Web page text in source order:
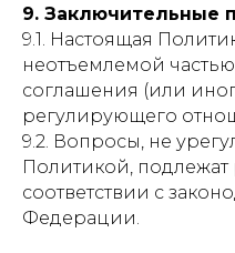
9. Заключительные
9.1. Настоящая
неотъемлемой
соглашения (или
регулирующего
9.2. Вопросы, не
Политикой,
соответствии с
Федерации.